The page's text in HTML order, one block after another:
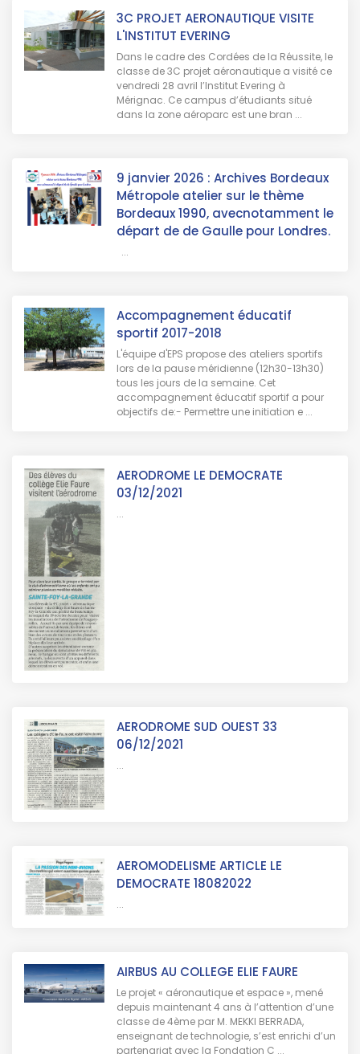
3C PROJET AERONAUTIQUE VISITE
L'INSTITUT EVERING
Dans le cadre des Cordées de la Réussite, le
classe de 3C projet aéronautique a visité ce
vendredi 28 avril l’Institut Evering à
Mérignac. Ce campus d’étudiants situé
dans la zone aéroparc est une bran ...
9 janvier 2026 : Archives Bordeaux
Métropole atelier sur le thème
Bordeaux 1990, avecnotamment le
départ de de Gaulle pour Londres.
...
Accompagnement éducatif
sportif 2017-2018
L'équipe d'EPS propose des ateliers sportifs
lors de la pause méridienne (12h30-13h30)
tous les jours de la semaine. Cet
accompagnement éducatif sportif a pour
objectifs de:- Permettre une initiation e ...
AERODROME LE DEMOCRATE
03/12/2021
...
AERODROME SUD OUEST 33
06/12/2021
...
AEROMODELISME ARTICLE LE
DEMOCRATE 18082022
...
AIRBUS AU COLLEGE ELIE FAURE
Le projet « aéronautique et espace », mené
depuis maintenant 4 ans à l’attention d’une
classe de 4ème par M. MEKKI BERRADA,
enseignant de technologie, s’est enrichi d’un
partenariat avec la Fondation C ...